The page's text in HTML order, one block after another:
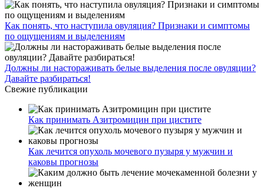
Как понять, что наступила овуляция? Признаки и симптомы
по ощущениям и выделениям
Должны ли настораживать белые выделения после овуляции?
Давайте разбираться!
Свежие публикации
Как принимать Азитромицин при цистите
Как лечится опухоль мочевого пузыря у мужчин и
каковы прогнозы